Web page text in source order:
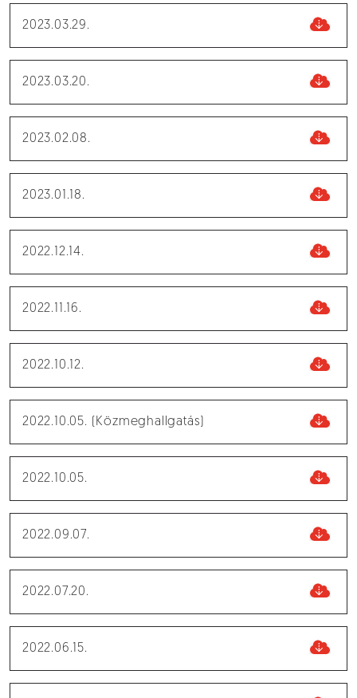
2023.03.29.
2023.03.20.
2023.02.08.
2023.01.18.
2022.12.14.
2022.11.16.
2022.10.12.
2022.10.05. (Közmeghallgatás)
2022.10.05.
2022.09.07.
2022.07.20.
2022.06.15.